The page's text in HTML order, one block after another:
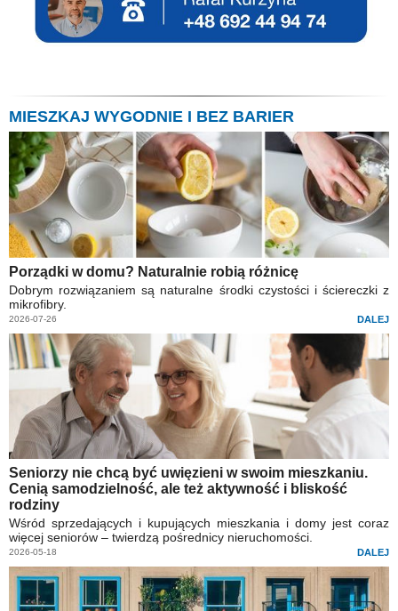
MIESZKAJ WYGODNIE I BEZ BARIER
Porządki w domu? Naturalnie robią różnicę
Dobrym rozwiązaniem są naturalne środki czystości i ściereczki z
mikrofibry.
2026-07-26 DALEJ
Seniorzy nie chcą być uwięzieni w swoim mieszkaniu.
Cenią samodzielność, ale też aktywność i bliskość
rodziny
Wśród sprzedających i kupujących mieszkania i domy jest coraz
więcej seniorów – twierdzą pośrednicy nieruchomości.
2026-05-18 DALEJ